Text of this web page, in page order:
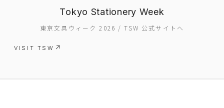
PRESS
BOOSTER
Tokyo Stationery Week
東京文具ウィーク 2026 / TSW 公式サイトへ
VISIT TSW